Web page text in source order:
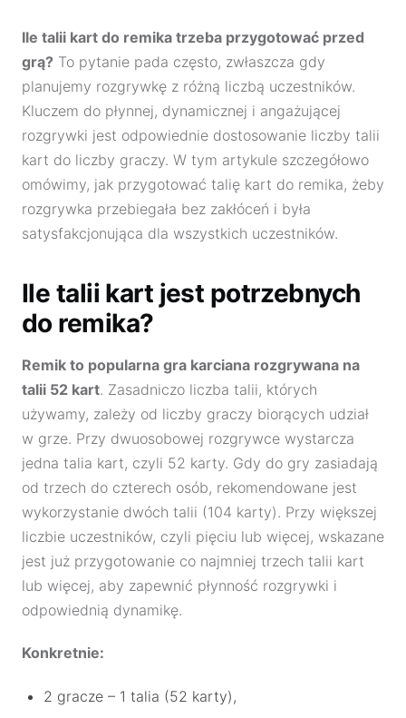
Ile talii kart do remika trzeba przygotować przed
grą? To pytanie pada często, zwłaszcza gdy
planujemy rozgrywkę z różną liczbą uczestników.
Kluczem do płynnej, dynamicznej i angażującej
rozgrywki jest odpowiednie dostosowanie liczby talii
kart do liczby graczy. W tym artykule szczegółowo
omówimy, jak przygotować talię kart do remika, żeby
rozgrywka przebiegała bez zakłóceń i była
satysfakcjonująca dla wszystkich uczestników.
Ile talii kart jest potrzebnych
do remika?
Remik to popularna gra karciana rozgrywana na
talii 52 kart. Zasadniczo liczba talii, których
używamy, zależy od liczby graczy biorących udział
w grze. Przy dwuosobowej rozgrywce wystarcza
jedna talia kart, czyli 52 karty. Gdy do gry zasiadają
od trzech do czterech osób, rekomendowane jest
wykorzystanie dwóch talii (104 karty). Przy większej
liczbie uczestników, czyli pięciu lub więcej, wskazane
jest już przygotowanie co najmniej trzech talii kart
lub więcej, aby zapewnić płynność rozgrywki i
odpowiednią dynamikę.
Konkretnie:
2 gracze – 1 talia (52 karty),